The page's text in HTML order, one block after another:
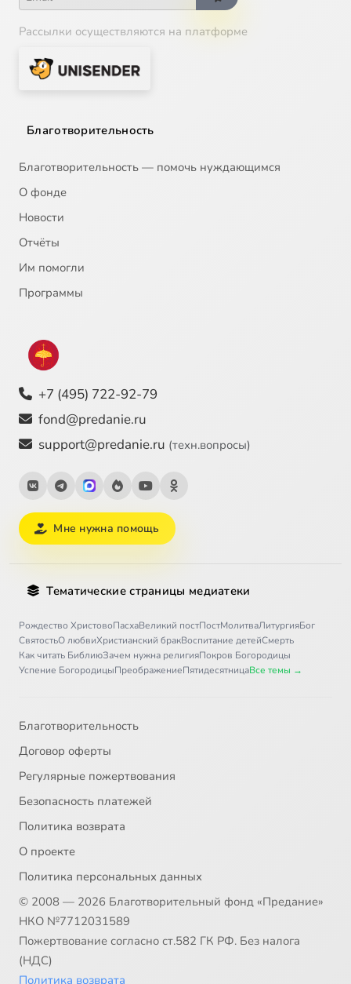
Рассылки осуществляются на платформе
Благотворительность
Благотворительность — помочь нуждающимся
О фонде
Новости
Отчёты
Им помогли
Программы
+7 (495) 722-92-79
fond@predanie.ru
support@predanie.ru (техн.вопросы)
Мне нужна помощь
Тематические страницы медиатеки
Рождество ХристовоПасхаВеликий постПостМолитваЛитургияБог
СвятостьО любвиХристианский бракВоспитание детейСмерть
Как читать БиблиюЗачем нужна религияПокров Богородицы
Успение БогородицыПреображениеПятидесятницаВсе темы →
Благотворительность
Договор оферты
Регулярные пожертвования
Безопасность платежей
Политика возврата
О проекте
Политика персональных данных
© 2008 — 2026 Благотворительный фонд «Предание»
НКО №7712031589
Пожертвование согласно ст.582 ГК РФ. Без налога
(НДС)
Политика возврата